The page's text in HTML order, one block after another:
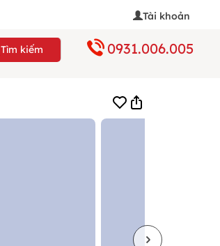
Tài khoản
Tìm kiếm 0931.006.005